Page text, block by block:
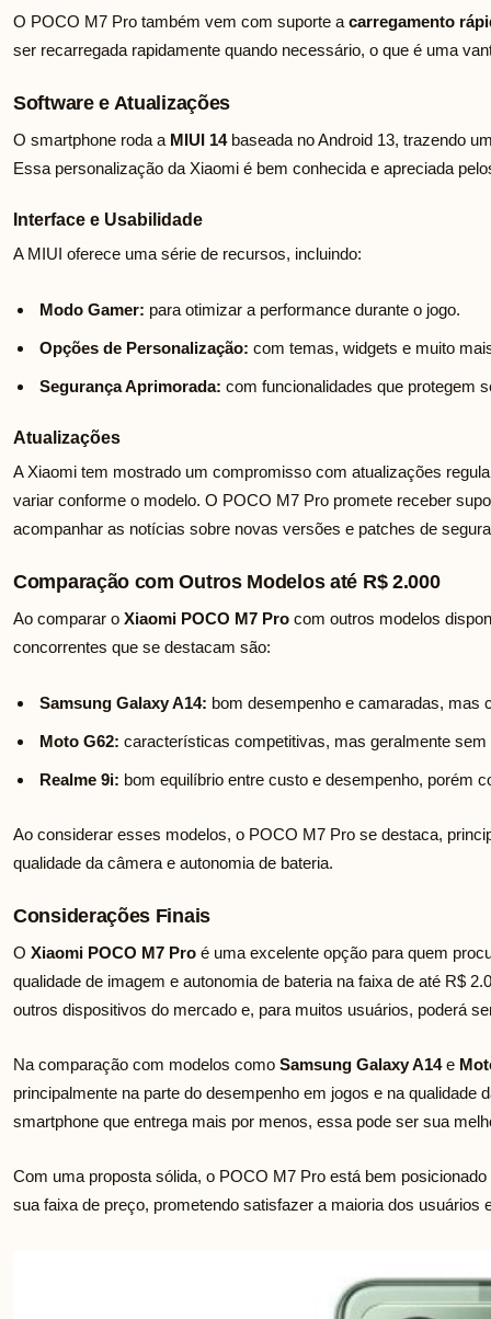
O POCO M7 Pro também vem com suporte a carregamento
ser recarregada rapidamente quando necessário, o que é uma
Software e Atualizações
O smartphone roda a MIUI 14baseada no Android 13, trazendo
Essa personalização da Xiaomi é bem conhecida e apreciada
Interface e Usabilidade
A MIUI oferece uma série de recursos, incluindo:
Modo Gamer: para otimizar a performance durante o jogo.
Opções de Personalização: com temas, widgets e muito
Segurança Aprimorada: com funcionalidades que protegem
Atualizações
A Xiaomi tem mostrado um compromisso com atualizações
variar conforme o modelo. O POCO M7 Pro promete receber
acompanhar as notícias sobre novas versões e patches de
Comparação com Outros Modelos até R$ 2.000
Ao comparar o Xiaomi POCO M7 Pro com outros modelos
concorrentes que se destacam são:
Samsung Galaxy A14: bom desempenho e camaradas, mas
Moto G62: características competitivas, mas geralmente
Realme 9i: bom equilíbrio entre custo e desempenho, porém
Ao considerar esses modelos, o POCO M7 Pro se destaca,
qualidade da câmera e autonomia de bateria.
Considerações Finais
O Xiaomi POCO M7 Pro é uma excelente opção para quem
qualidade de imagem e autonomia de bateria na faixa de até R$
outros dispositivos do mercado e, para muitos usuários, poderá
Na comparação com modelos como Samsung Galaxy A14e
principalmente na parte do desempenho em jogos e na qualidade
smartphone que entrega mais por menos, essa pode ser sua
Com uma proposta sólida, o POCO M7 Pro está bem
sua faixa de preço, prometendo satisfazer a maioria dos usuários